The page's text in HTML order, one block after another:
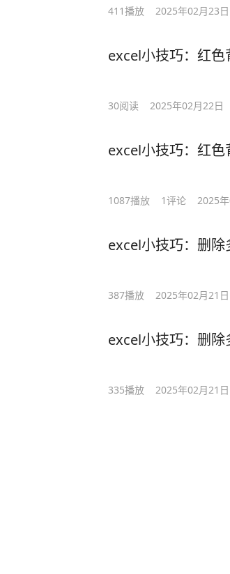
411播放 2025年02月23日
excel小技巧：红色
30阅读 2025年02月22日
excel小技巧：红色
1087播放 1评论 2025
excel小技巧：删除
387播放 2025年02月21日
excel小技巧：删除
335播放 2025年02月21日